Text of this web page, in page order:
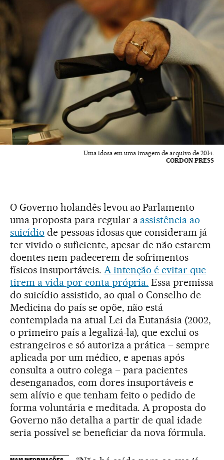
Uma idosa em uma imagem de arquivo de 2014.
CORDON PRESS
O Governo holandês levou ao Parlamento
uma proposta para regular a assistência ao
suicídio de pessoas idosas que consideram já
ter vivido o suficiente, apesar de não estarem
doentes nem padecerem de sofrimentos
físicos insuportáveis. A intenção é evitar que
tirem a vida por conta própria. Essa premissa
do suicídio assistido, ao qual o Conselho de
Medicina do país se opõe, não está
contemplada na atual Lei da Eutanásia (2002,
o primeiro país a legalizá-la), que exclui os
estrangeiros e só autoriza a prática – sempre
aplicada por um médico, e apenas após
consulta a outro colega – para pacientes
desenganados, com dores insuportáveis e
sem alívio e que tenham feito o pedido de
forma voluntária e meditada. A proposta do
Governo não detalha a partir de qual idade
seria possível se beneficiar da nova fórmula.